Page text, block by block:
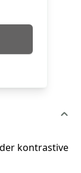
kontrastive